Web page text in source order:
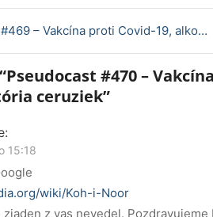
– Vakcína proti Covid-19, alkohol a demencia
Pseudocast #470 –
ceruziek”
15:18
wiki/Koh-i-Noor
ziaden z vas nevedel. Pozdravujeme